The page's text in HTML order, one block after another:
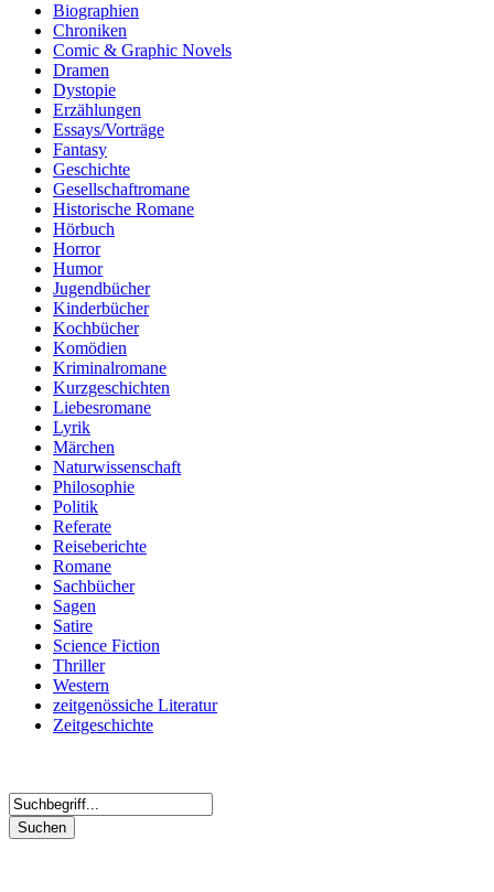
Biographien
Chroniken
Comic & Graphic Novels
Dramen
Dystopie
Erzählungen
Essays/Vorträge
Fantasy
Geschichte
Gesellschaftromane
Historische Romane
Hörbuch
Horror
Humor
Jugendbücher
Kinderbücher
Kochbücher
Komödien
Kriminalromane
Kurzgeschichten
Liebesromane
Lyrik
Märchen
Naturwissenschaft
Philosophie
Politik
Referate
Reiseberichte
Romane
Sachbücher
Sagen
Satire
Science Fiction
Thriller
Western
zeitgenössiche Literatur
Zeitgeschichte